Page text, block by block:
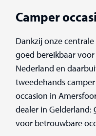
Camper
Dankzij onze
goed bereikbaar
Nederland en
tweedehands
occasion in
dealer in Gelderland:
voor betrouwbare